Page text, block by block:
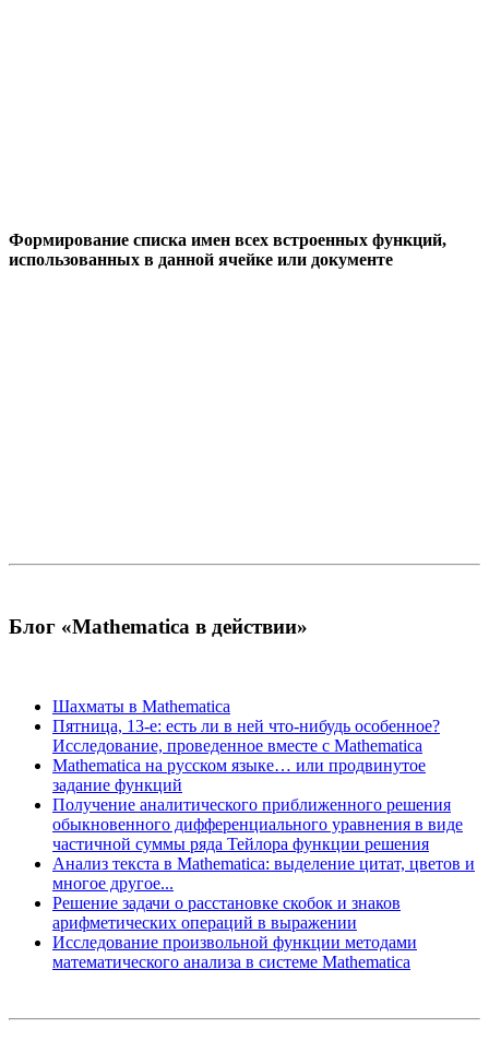
Формирование списка имен всех встроенных функций,
использованных в данной ячейке или документе
Блог «Mathematica в действии»
Шахматы в Mathematica
Пятница, 13-е: есть ли в ней что-нибудь особенное?
Исследование, проведенное вместе с Mathematica
Mathematica на русском языке… или продвинутое
задание функций
Получение аналитического приближенного решения
обыкновенного дифференциального уравнения в виде
частичной суммы ряда Тейлора функции решения
Анализ текста в Mathematica: выделение цитат, цветов и
многое другое...
Решение задачи о расстановке скобок и знаков
арифметических операций в выражении
Исследование произвольной функции методами
математического анализа в системе Mathematica